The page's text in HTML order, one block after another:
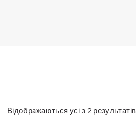
Відображаються усі з 2 результатів